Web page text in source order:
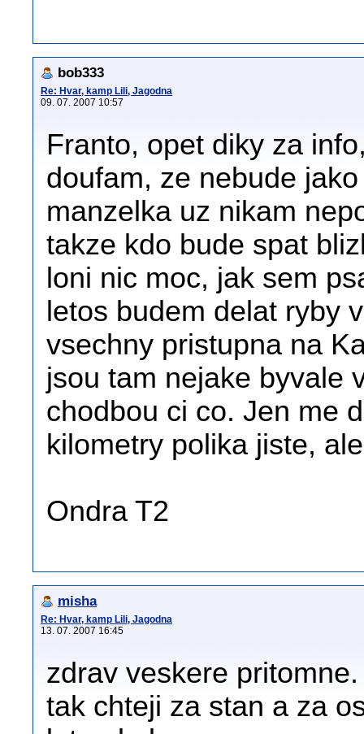
bob333
Re: Hvar, kamp Lili, Jagodna
09. 07. 2007 10:57
Franto, opet diky za
doufam, ze nebude
manzelka uz nikam
takze kdo bude spat
loni nic moc, jak sem
letos budem delat ryby
vsechny pristupna na
jsou tam nejake byvale
chodbou ci co. Jen me
kilometry polika jiste,
Ondra T2
misha
Re: Hvar, kamp Lili, Jagodna
13. 07. 2007 16:45
zdrav veskere
tak chteji za stan a za